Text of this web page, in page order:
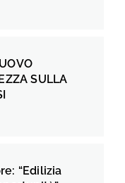
SULLA
“Edilizia